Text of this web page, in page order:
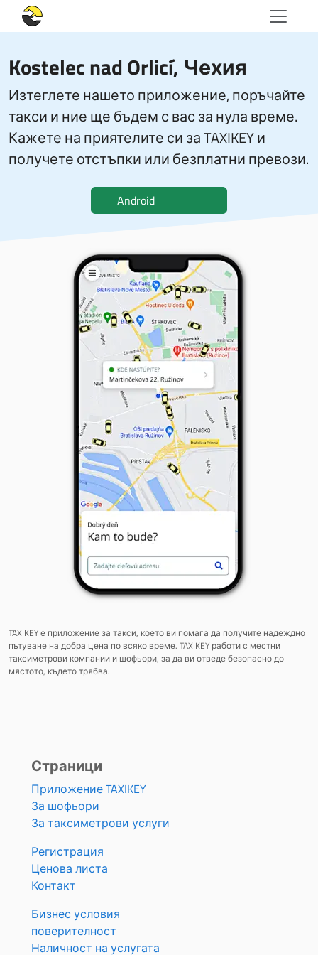
Kostelec nad Orlicí, Чехия
Изтеглете нашето приложение, поръчайте
такси и ние ще бъдем с вас за нула време.
Кажете на приятелите си за TAXIKEY и
получете отстъпки или безплатни превози.
Android
TAXIKEY е приложение за такси, което ви помага да получите надеждно
пътуване на добра цена по всяко време. TAXIKEY работи с местни
таксиметрови компании и шофьори, за да ви отведе безопасно до
мястото, където трябва.
Страници
Приложение TAXIKEY
За шофьори
За таксиметрови услуги
Регистрация
Ценова листа
Контакт
Бизнес условия
поверителност
Наличност на услугата